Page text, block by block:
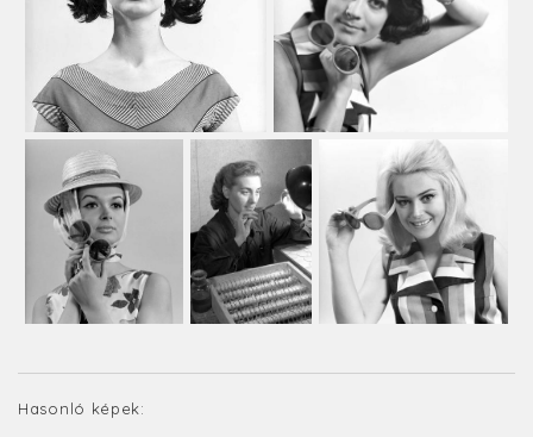
Hasonló képek: